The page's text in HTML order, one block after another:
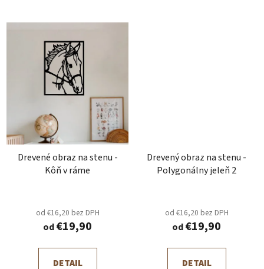
Drevené obraz na stenu -
Kôň v ráme
od €16,20 bez DPH
od€19,90
DETAIL
Drevený obraz na stenu -
Polygonálny jeleň 2
od €16,20 bez DPH
od€19,90
DETAIL